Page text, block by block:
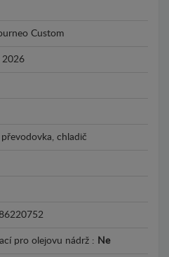
Custom
2026
chladič
pro olejovu nádrž : Ne